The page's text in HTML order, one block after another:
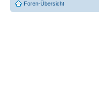
Foren-Übersicht